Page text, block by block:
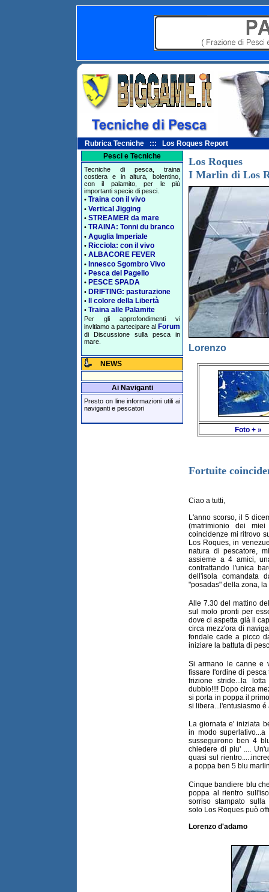
Rubrica Tecniche ::: Los Roques Report
Pesci e Tecniche
Tecniche di pesca, traina
costiera e in altura, bolentino,
con il palamito, per le più
importanti specie di pesci.
• Traina con il vivo
• Vertical Jigging
• STREAMER da mare
• TRAINA: Tonni du branco
• Aguglia Imperiale
• Ricciola: con il vivo
• ALBACORE FEVER
• Innesco Sgombro Vivo
• Pesca del Pagello
• PESCE SPADA
• DRIFTING: pasturazione
• Il colore della Libertà
• Traina alle Palamite
Per gli approfondimenti vi
invitiamo a partecipare al Forum
di Discussione sulla pesca in
mare.
NEWS
Ai Naviganti
Presto on line informazioni utili ai
naviganti e pescatori
Los Roques
I Marlin di Los
Lorenzo
Foto + »
Fortuite
Ciao a tutti,
L'anno scorso, il 5
(matrimionio dei
coincidenze mi ritrovo
Los Roques, in
natura di pescatore,
assieme a 4 amici,
contrattando l'unica
dell'isola comandata
"posadas" della zona,
Alle 7.30 del mattino
sul molo pronti per
dove ci aspetta già il
circa mezz'ora di
fondale cade a picco
iniziare la battuta di
Si armano le canne e
fissare l'ordine di
frizione stride...la
dubbio!!!! Dopo circa
si porta in poppa il
si libera...l'entusiasmo é
La giornata e' iniziata
in modo
susseguirono ben 4
chiedere di piu' ....
quasi sul
a poppa ben 5 blu
Cinque bandiere blu
poppa al rientro
sorriso stampato sulla
solo Los Roques può
Lorenzo d'adamo